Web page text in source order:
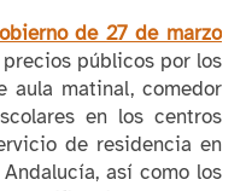
de 27 de marzo
públicos por los
aula matinal, comedor
en los centros
de residencia en
así como los